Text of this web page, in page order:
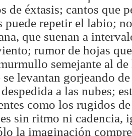
de éxtasis; cantos que
repetir el labio;
que suenan a
rumor de hojas
semejante al
se levantan gorjeando
a las nubes;
como los rugidos
sin ritmo ni cadencia,
la imaginación